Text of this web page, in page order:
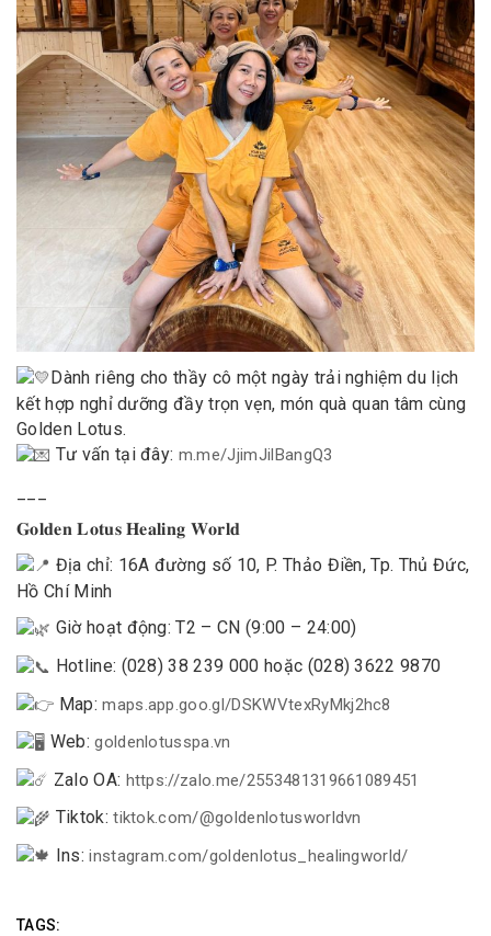
Dành riêng cho thầy cô một ngày trải nghiệm du lịch
kết hợp nghỉ dưỡng đầy trọn vẹn, món quà quan tâm cùng
Golden Lotus.
Tư vấn tại đây: m.me/JjimJilBangQ3
𝐆𝐨𝐥𝐝𝐞𝐧 𝐋𝐨𝐭𝐮𝐬 𝐇𝐞𝐚𝐥𝐢𝐧𝐠 𝐖𝐨𝐫𝐥𝐝
Địa chỉ: 16A đường số 10, P. Thảo Điền, Tp. Thủ Đức,
Hồ Chí Minh
Giờ hoạt động: T2 – CN (9:00 – 24:00)
Hotline: (028) 38 239 000 hoặc (028) 3622 9870
Map:maps.app.goo.gl/DSKWVtexRyMkj2hc8
Web:goldenlotusspa.vn
Zalo OA: https://zalo.me/2553481319661089451
Tiktok:tiktok.com/@goldenlotusworldvn
Ins:instagram.com/goldenlotus_healingworld/
TAGS: